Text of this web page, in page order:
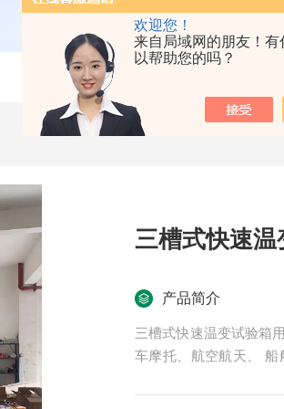
欢迎您！
来自局域网的朋友！有
以帮助您的吗？
三槽式快速温
产品简介
三槽式快速温变试验箱
车摩托、航空航天、